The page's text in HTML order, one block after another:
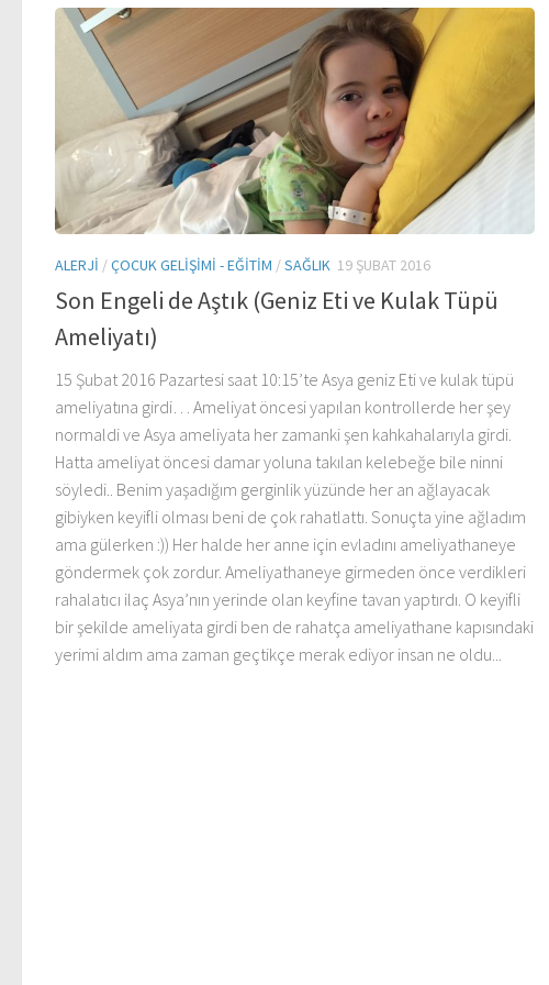
ALERJI /ÇOCUK GELIŞIMI - EĞITIM /SAĞLIK 19 ŞUBAT 2016
Son Engeli de Aştık (Geniz Eti ve Kulak Tüpü
Ameliyatı)
15 Şubat 2016 Pazartesi saat 10:15’te Asya geniz Eti ve kulak tüpü
ameliyatına girdi… Ameliyat öncesi yapılan kontrollerde her şey
normaldi ve Asya ameliyata her zamanki şen kahkahalarıyla girdi.
Hatta ameliyat öncesi damar yoluna takılan kelebeğe bile ninni
söyledi.. Benim yaşadığım gerginlik yüzünde her an ağlayacak
gibiyken keyifli olması beni de çok rahatlattı. Sonuçta yine ağladım
ama gülerken :)) Her halde her anne için evladını ameliyathaneye
göndermek çok zordur. Ameliyathaneye girmeden önce verdikleri
rahalatıcı ilaç Asya’nın yerinde olan keyfine tavan yaptırdı. O keyifli
bir şekilde ameliyata girdi ben de rahatça ameliyathane kapısındaki
yerimi aldım ama zaman geçtikçe merak ediyor insan ne oldu...